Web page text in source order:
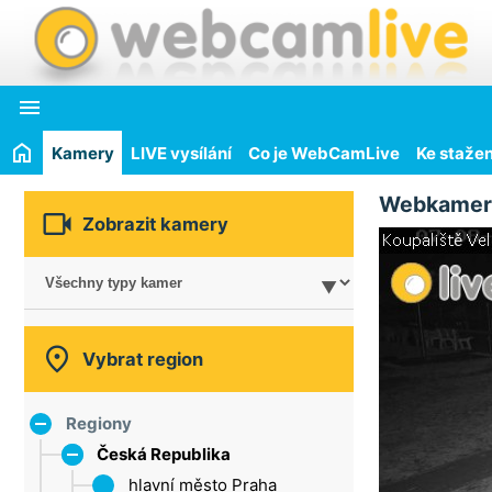

Kamery LIVE vysílání Co je WebCamLive Ke
 Zobrazit kamery
 Vybrat region
Regiony
Česká Republika
hlavní město Praha